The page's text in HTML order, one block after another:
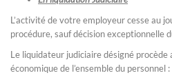
L’activité de votre employeur cesse au
procédure, sauf décision exceptionnelle
Le liquidateur judiciaire désigné
économique de l’ensemble du personnel :